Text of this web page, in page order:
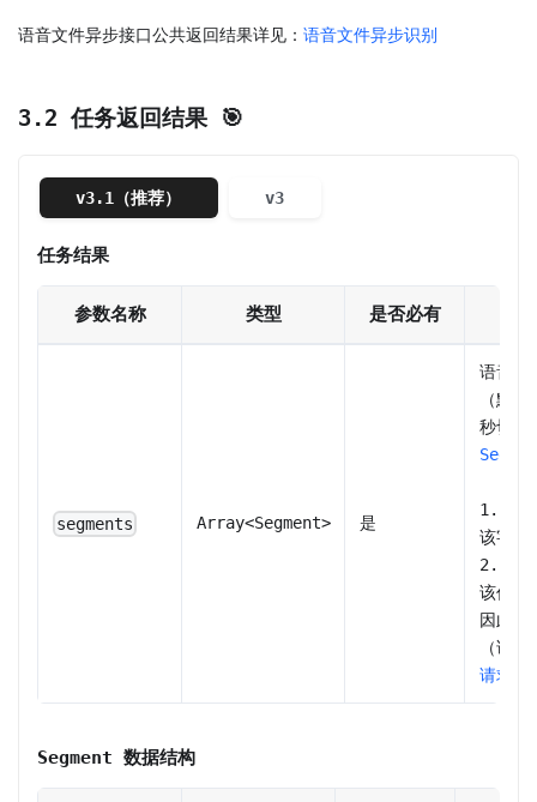
语音文件异步接口公共返回结果详见：语音文件异步识别
3.2 任务返回结果 🎯
v3.1（推荐） v3
任务结果
参数名称 类型 是否必有
segments Array<Segment> 是
语音片
（默
1.
该字段
2.
该任务
因此与
请求参
Segment 数据结构